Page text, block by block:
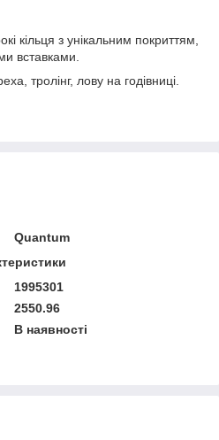
кільця з унікальним покриттям,
вставками.
тролінг, лову на годівниці.
Quantum
1995301
2550.96
В наявності